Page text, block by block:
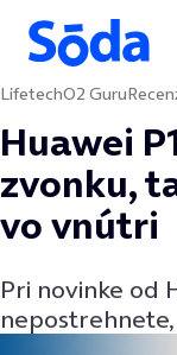
Preskočiť na obsah
LifetechO2 Guru
Huawei
zvonku,
vo vnútri
Pri novinke od